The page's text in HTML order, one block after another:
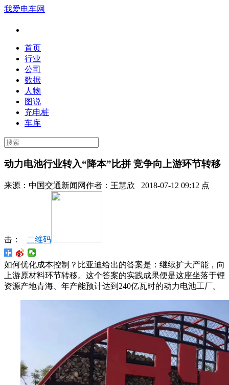
我爱电车网
首页
行业
公司
数据
人物
图说
充电桩
车库
动力电池行业转入“降本”比拼 竞争向上游环节转移
来源： 中国交通新闻网作者： 王慧欣 2018-07-12 09:12 点
击： 二维码
如何优化成本控制？比亚迪给出的答案是：继续扩大产能，向
上游原材料环节转移。这个答案的实践成果便是这座坐落于锂
资源产地青海、年产能预计达到240亿瓦时的动力电池工厂。